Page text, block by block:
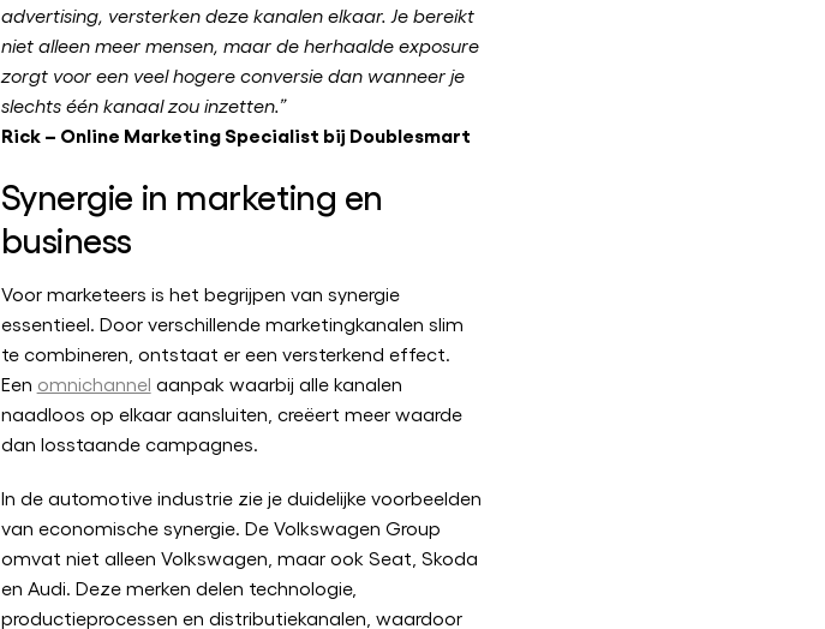
advertising, versterken deze kanalen elkaar. Je bereikt
niet alleen meer mensen, maar de herhaalde exposure
zorgt voor een veel hogere conversie dan wanneer je
slechts één kanaal zou inzetten.”
Rick – Online Marketing Specialist bij Doublesmart
Synergie in marketing en
business
Voor marketeers is het begrijpen van synergie
essentieel. Door verschillende marketingkanalen slim
te combineren, ontstaat er een versterkend effect.
Een omnichannel aanpak waarbij alle kanalen
naadloos op elkaar aansluiten, creëert meer waarde
dan losstaande campagnes.
In de automotive industrie zie je duidelijke voorbeelden
van economische synergie. De Volkswagen Group
omvat niet alleen Volkswagen, maar ook Seat, Skoda
en Audi. Deze merken delen technologie,
productieprocessen en distributiekanalen, waardoor